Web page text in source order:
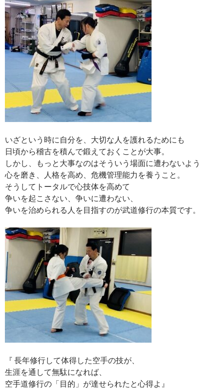
いざという時に自分を、大切な人を護れるためにも
日頃から稽古を積んで鍛えておくことが大事。
しかし、もっと大事なのはそういう場面に遭わないよう
心を磨き、人格を高め、危機管理能力を養うこと。
そうしてトータルで心技体を高めて
争いを起こさない、争いに遭わない、
争いを治められる人を目指すのが武道修行の本質です。
『 長年修行して体得した空手の技が、
生涯を通して無駄になれば、
空手道修行の「目的」が達せられたと心得よ』